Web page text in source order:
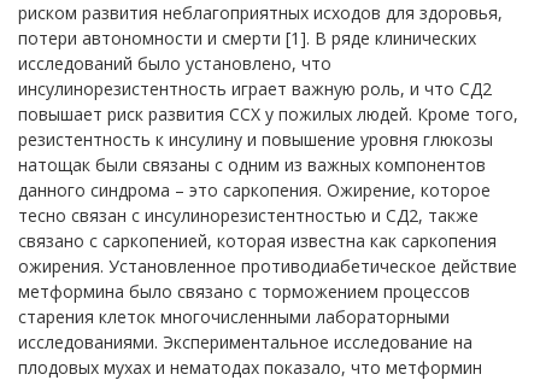
риском развития неблагоприятных исходов для здоровья,
потери автономности и смерти [1]. В ряде клинических
исследований было установлено, что
инсулинорезистентность играет важную роль, и что СД2
повышает риск развития ССХ у пожилых людей. Кроме того,
резистентность к инсулину и повышение уровня глюкозы
натощак были связаны с одним из важных компонентов
данного синдрома – это саркопения. Ожирение, которое
тесно связан с инсулинорезистентностью и СД2, также
связано с саркопенией, которая известна как саркопения
ожирения. Установленное противодиабетическое действие
метформина было связано с торможением процессов
старения клеток многочисленными лабораторными
исследованиями. Экспериментальное исследование на
плодовых мухах и нематодах показало, что метформин